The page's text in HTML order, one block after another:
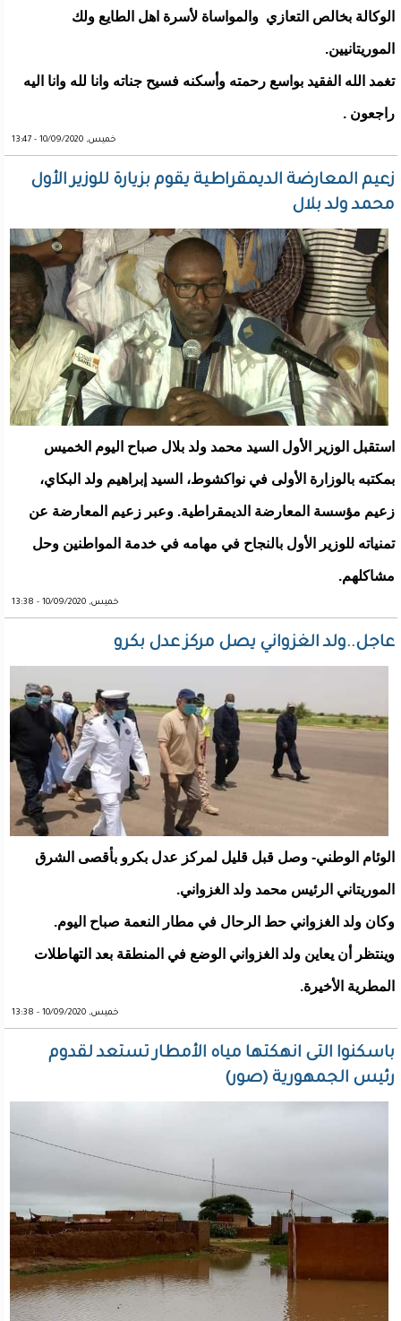
الوكالة بخالص التعازي والمواساة لأسرة اهل الطايع ولك
الموريتانيين.
تغمد الله الفقيد بواسع رحمته وأسكنه فسيح جناته وانا لله وانا اليه
راجعون .
خميس, 10/09/2020 - 13:47
زعيم المعارضة الديمقراطية يقوم بزيارة للوزير الأول
محمد ولد بلال
استقبل الوزير الأول السيد محمد ولد بلال صباح اليوم الخميس
بمكتبه بالوزارة الأولى في نواكشوط، السيد إبراهيم ولد البكاي،
زعيم مؤسسة المعارضة الديمقراطية. وعبر زعيم المعارضة عن
تمنياته للوزير الأول بالنجاح في مهامه في خدمة المواطنين وحل
مشاكلهم.
خميس, 10/09/2020 - 13:38
عاجل..ولد الغزواني يصل مركز عدل بكرو
الوئام الوطني- وصل قبل قليل لمركز عدل بكرو بأقصى الشرق
الموريتاني الرئيس محمد ولد الغزواني.
وكان ولد الغزواني حط الرحال في مطار النعمة صباح اليوم.
وينتظر أن يعاين ولد الغزواني الوضع في المنطقة بعد التهاطلات
المطرية الأخيرة.
خميس, 10/09/2020 - 13:38
باسكنوا التى انهكتها مياه الأمطار تستعد لقدوم
رئيس الجمهورية (صور)